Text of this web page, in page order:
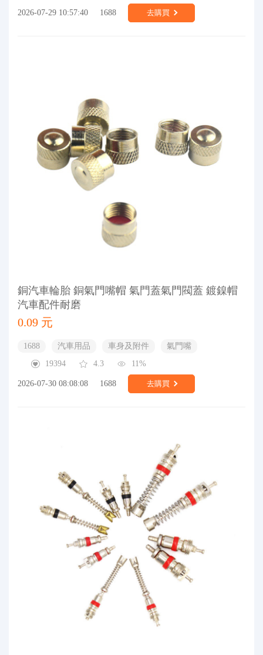
2026-07-29 10:57:40 1688 去購買
銅汽車輪胎 銅氣門嘴帽 氣門蓋氣門閥蓋 鍍鎳帽
汽車配件耐磨
0.09 元
1688 汽車用品 車身及附件
氣門嘴
19394
4.3 11%
2026-07-30 08:08:08 1688 去購買